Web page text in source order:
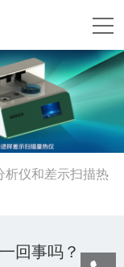
析仪和差示扫描热
回事吗？